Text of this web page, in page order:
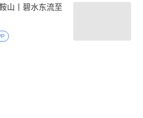
山丨碧水东流至